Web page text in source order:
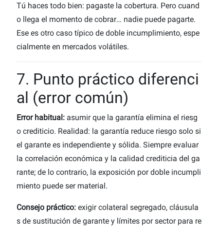
Tú haces todo bien: pagaste la cobertura. Pero cuand
o llega el momento de cobrar… nadie puede pagarte.
Ese es otro caso típico de doble incumplimiento, espe
cialmente en mercados volátiles.
7. Punto práctico diferenci
al (error común)
Error habitual: asumir que la garantía elimina el riesg
o crediticio. Realidad: la garantía reduce riesgo solo si
el garante es independiente y sólida. Siempre evaluar
la correlación económica y la calidad crediticia del ga
rante; de lo contrario, la exposición por doble incumpli
miento puede ser material.
Consejo práctico: exigir colateral segregado, cláusula
s de sustitución de garante y límites por sector para re